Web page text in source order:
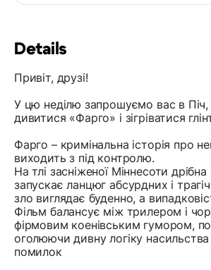
Details
Привіт, друзі!
У цю неділю запрошуємо вас в
дивитися «Фарго» і зігріватися
Фарго – кримінальна історія про
виходить з під контролю.
На тлі засніженої Міннесоти дрібна
запускає ланцюг абсурдних і
зло виглядає буденно, а
Фільм балансує між трилером і
фірмовим коенівським гумором,
оголюючи дивну логіку
помилок